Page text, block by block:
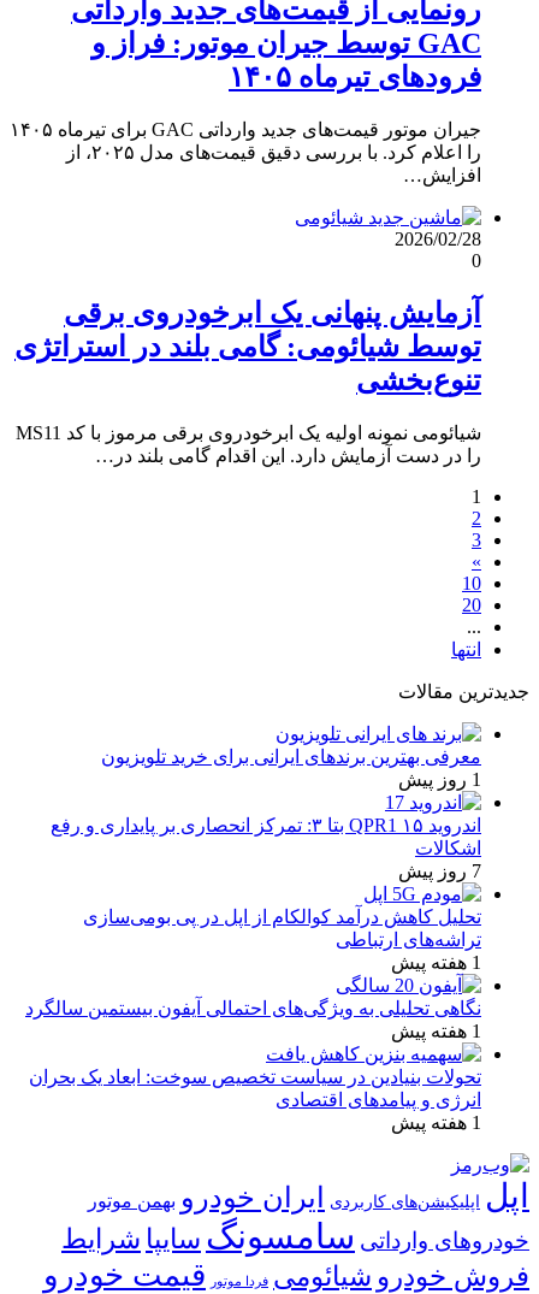
رونمایی از قیمت‌های جدید وارداتی
GAC توسط جیران موتور: فراز و
فرودهای تیرماه ۱۴۰۵
جیران موتور قیمت‌های جدید وارداتی GAC برای تیرماه ۱۴۰۵
را اعلام کرد. با بررسی دقیق قیمت‌های مدل ۲۰۲۵، از
افزایش…
2026/02/28
0
آزمایش پنهانی یک ابرخودروی برقی
توسط شیائومی: گامی بلند در استراتژی
تنوع‌بخشی
شیائومی نمونه اولیه یک ابرخودروی برقی مرموز با کد MS11
را در دست آزمایش دارد. این اقدام گامی بلند در…
1
2
3
»
10
20
...
انتها
جدیدترین مقالات
معرفی بهترین برندهای ایرانی برای خرید تلویزیون
1 روز پیش
اندروید ۱۵ QPR1 بتا ۳: تمرکز انحصاری بر پایداری و رفع
اشکالات
7 روز پیش
تحلیل کاهش درآمد کوالکام از اپل در پی بومی‌سازی
تراشه‌های ارتباطی
1 هفته پیش
نگاهی تحلیلی به ویژگی‌های احتمالی آیفون بیستمین سالگرد
1 هفته پیش
تحولات بنیادین در سیاست تخصیص سوخت: ابعاد یک بحران
انرژی و پیامدهای اقتصادی
1 هفته پیش
اپل اپلیکیشن‌های کاربردی ایران خودرو بهمن موتور
خودروهای وارداتی سامسونگ سایپا شرایط
فروش خودرو شیائومی فردا موتور قیمت خودرو